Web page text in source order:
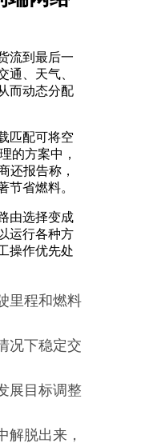
流到最后一
通、天气、
而动态分配
匹配可将空
的方案中，
还报告称，
节省燃料。
由选择变成
运行各种方
操作优先处
里程和燃料
况下稳定交
展目标调整
解脱出来，